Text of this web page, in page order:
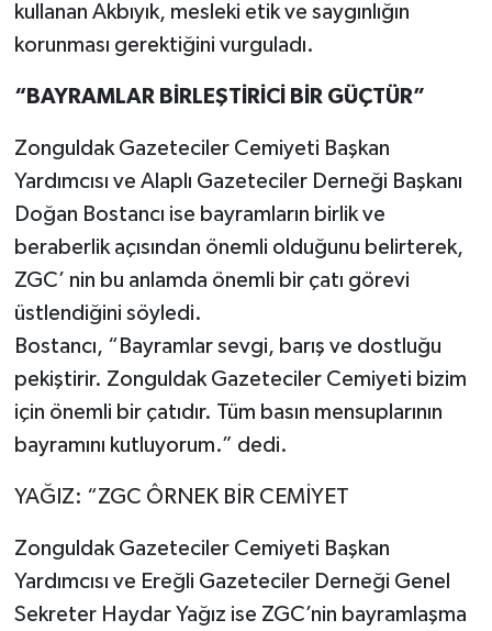
kullanan Akbıyık, mesleki etik ve saygınlığın
korunması gerektiğini vurguladı.
“BAYRAMLAR BİRLEŞTİRİCİ BİR GÜÇTÜR”
Zonguldak Gazeteciler Cemiyeti Başkan
Yardımcısı ve Alaplı Gazeteciler Derneği Başkanı
Doğan Bostancı ise bayramların birlik ve
beraberlik açısından önemli olduğunu belirterek,
ZGC’ nin bu anlamda önemli bir çatı görevi
üstlendiğini söyledi.
Bostancı, “Bayramlar sevgi, barış ve dostluğu
pekiştirir. Zonguldak Gazeteciler Cemiyeti bizim
için önemli bir çatıdır. Tüm basın mensuplarının
bayramını kutluyorum.” dedi.
YAĞIZ: “ZGC ÔRNEK BİR CEMİYET
Zonguldak Gazeteciler Cemiyeti Başkan
Yardımcısı ve Ereğli Gazeteciler Derneği Genel
Sekreter Haydar Yağız ise ZGC’nin bayramlaşma